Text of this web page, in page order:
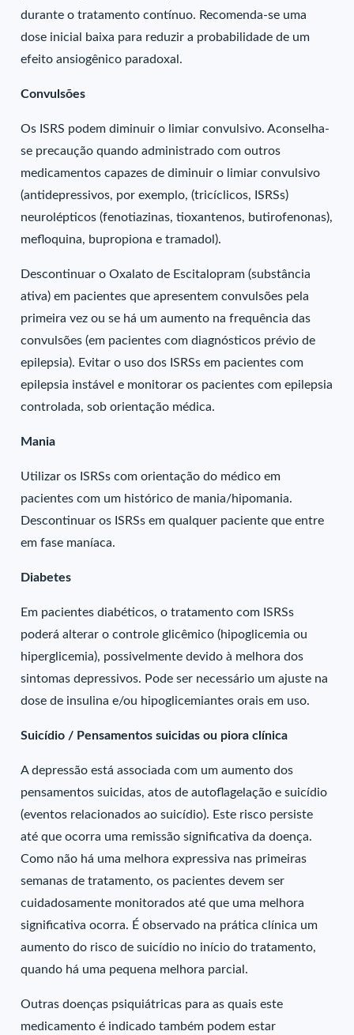
durante o tratamento contínuo. Recomenda-se uma
dose inicial baixa para reduzir a probabilidade de um
efeito ansiogênico paradoxal.
Convulsões
Os ISRS podem diminuir o limiar convulsivo. Aconselha-
se precaução quando administrado com outros
medicamentos capazes de diminuir o limiar convulsivo
(antidepressivos, por exemplo, (tricíclicos, ISRSs)
neurolépticos (fenotiazinas, tioxantenos, butirofenonas),
mefloquina, bupropiona e tramadol).
Descontinuar o Oxalato de Escitalopram (substância
ativa) em pacientes que apresentem convulsões pela
primeira vez ou se há um aumento na frequência das
convulsões (em pacientes com diagnósticos prévio de
epilepsia). Evitar o uso dos ISRSs em pacientes com
epilepsia instável e monitorar os pacientes com epilepsia
controlada, sob orientação médica.
Mania
Utilizar os ISRSs com orientação do médico em
pacientes com um histórico de mania/hipomania.
Descontinuar os ISRSs em qualquer paciente que entre
em fase maníaca.
Diabetes
Em pacientes diabéticos, o tratamento com ISRSs
poderá alterar o controle glicêmico (hipoglicemia ou
hiperglicemia), possivelmente devido à melhora dos
sintomas depressivos. Pode ser necessário um ajuste na
dose de insulina e/ou hipoglicemiantes orais em uso.
Suicídio / Pensamentos suicidas ou piora clínica
A depressão está associada com um aumento dos
pensamentos suicidas, atos de autoflagelação e suicídio
(eventos relacionados ao suicídio). Este risco persiste
até que ocorra uma remissão significativa da doença.
Como não há uma melhora expressiva nas primeiras
semanas de tratamento, os pacientes devem ser
cuidadosamente monitorados até que uma melhora
significativa ocorra. É observado na prática clínica um
aumento do risco de suicídio no início do tratamento,
quando há uma pequena melhora parcial.
Outras doenças psiquiátricas para as quais este
medicamento é indicado também podem estar